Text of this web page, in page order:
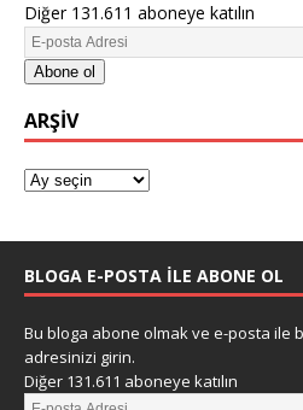
Diğer 131.611 aboneye katılın
Abone ol
ARŞIV
BLOGA E-POSTA ILE ABONE OL
Bu bloga abone olmak ve e-posta ile
adresinizi girin.
Diğer 131.611 aboneye katılın